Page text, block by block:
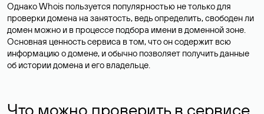
Однако Whois пользуется популярностью не только для
проверки домена на занятость, ведь определить, свободен ли
домен можно и в процессе подбора имени в доменной зоне.
Основная ценность сервиса в том, что он содержит всю
информацию о домене, и обычно позволяет получить данные
об истории домена и его владельце.
Что можно проверить в сервисе